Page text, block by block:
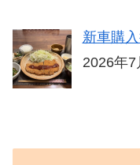
新車購
2026年7